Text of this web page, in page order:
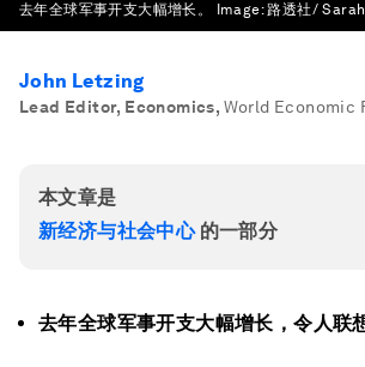
去年全球军事开支大幅增长。 Image:路透社/
John Letzing
Lead Editor, Economics, World Economic
本文章是
新经济与社会中心的一部分
去年全球军事开支大幅增长，令人联